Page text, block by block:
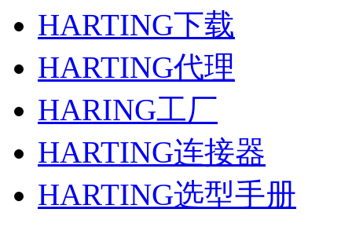
HARTING下载
HARTING代理
HARING工厂
HARTING连接器
HARTING选型手册